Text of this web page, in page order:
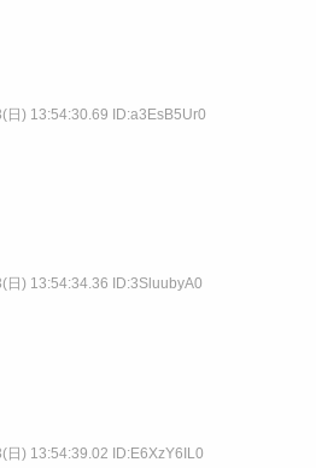
日) 13:54:30.69 ID:a3EsB5Ur0
日) 13:54:34.36 ID:3SluubyA0
日) 13:54:39.02 ID:E6XzY6IL0